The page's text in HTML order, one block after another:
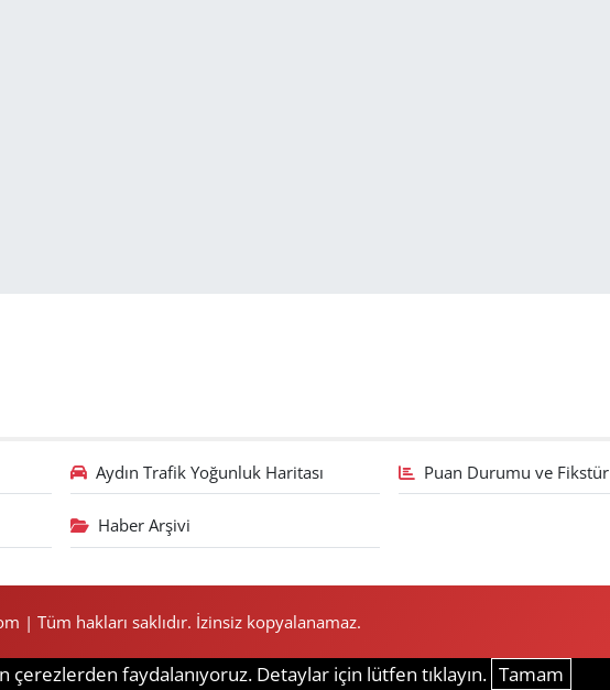
Aydın Trafik Yoğunluk Haritası Puan Durumu ve Fikstür
Haber Arşivi
| Tüm hakları saklıdır. İzinsiz kopyalanamaz.
çerezlerden faydalanıyoruz. Detaylar için lütfen tıklayın. Tamam